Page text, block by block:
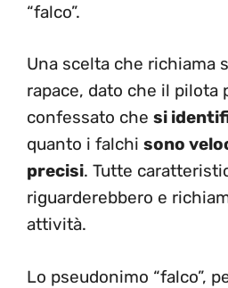
“falco”.
Una scelta che richiama
rapace, dato che il pilota
confessato che si
quanto i falchi sono
precisi. Tutte
riguarderebbero e
attività.
Lo pseudonimo “falco”,